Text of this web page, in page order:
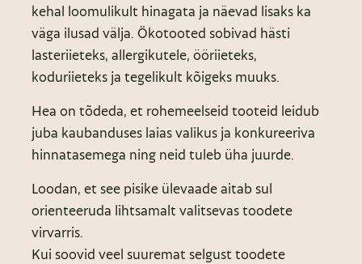
kehal loomulikult hinagata ja näevad lisaks ka
väga ilusad välja. Ökotooted sobivad hästi
lasteriieteks, allergikutele, ööriieteks,
koduriieteks ja tegelikult kõigeks muuks.
Hea on tõdeda, et rohemeelseid tooteid leidub
juba kaubanduses laias valikus ja konkureeriva
hinnatasemega ning neid tuleb üha juurde.
Loodan, et see pisike ülevaade aitab sul
orienteeruda lihtsamalt valitsevas toodete
virvarris.
Kui soovid veel suuremat selgust toodete